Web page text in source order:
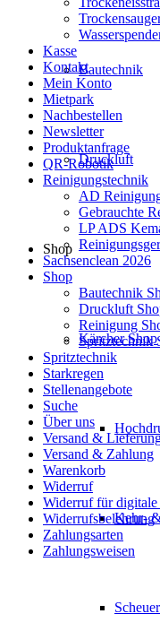
Bautechnik
Druckluft
Shop
Kärcher Shop
Kehr-
Kasse
Kontakt
Mein Konto
Mietpark
Nachbestellen
Newsletter
Produktanfrage
QR-Robotik
Reinigungstechnik
AD
Gebrauchte
LP ADS
Sachsenclean 2026
Shop
Bautechnik
Druckluft
Reinigung
Spritztechnik
Spritztechnik
Starkregen
Stellenangebote
Suche
Über uns
Versand &
Versand & Zahlung
Warenkorb
Widerruf
Widerruf für digitale
Widerrufsbelehrung
Zahlungsarten
Zahlungsweisen